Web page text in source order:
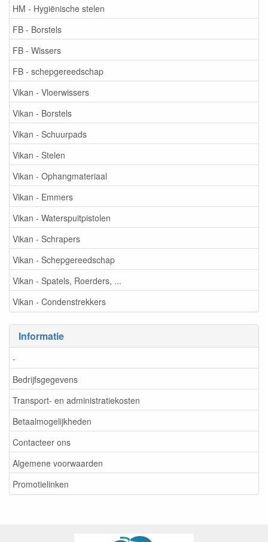
HM - Hygiënische stelen
FB - Borstels
FB - Wissers
FB - schepgereedschap
Vikan - Vloerwissers
Vikan - Borstels
Vikan - Schuurpads
Vikan - Stelen
Vikan - Ophangmateriaal
Vikan - Emmers
Vikan - Waterspuitpistolen
Vikan - Schrapers
Vikan - Schepgereedschap
Vikan - Spatels, Roerders, ...
Vikan - Condenstrekkers
Informatie
-
Bedrijfsgegevens
Transport- en administratiekosten
Betaalmogelijkheden
Contacteer ons
Algemene voorwaarden
Promotielinken